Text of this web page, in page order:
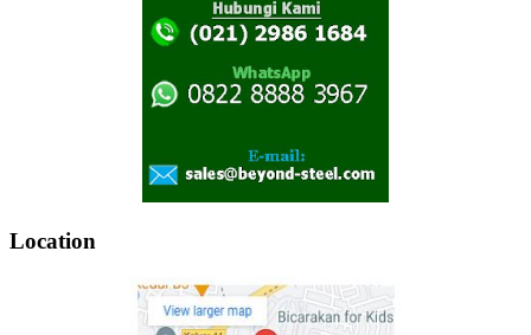
Location